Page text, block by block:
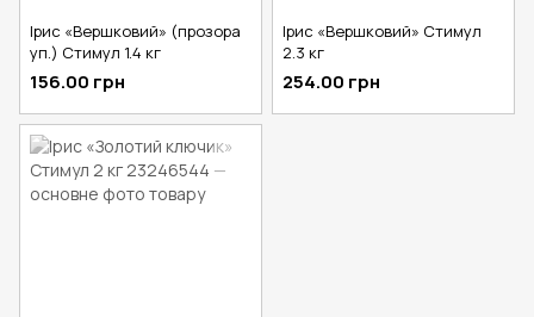
Ірис «Вершковий» (прозора
уп.) Стимул 1.4 кг
156.00 грн
Ірис «Вершковий» Стимул
2.3 кг
254.00 грн